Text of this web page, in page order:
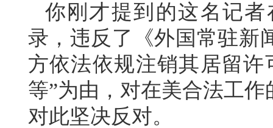
你刚才提到的这名记
录，违反了《外国常驻新
方依法依规注销其居留
等”为由，对在美合法工
对此坚决反对。